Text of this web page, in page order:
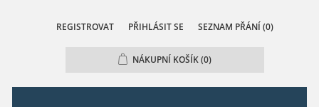
REGISTROVAT PŘIHLÁSIT SE SEZNAM PŘÁNÍ (0)
NÁKUPNÍ KOŠÍK(0)